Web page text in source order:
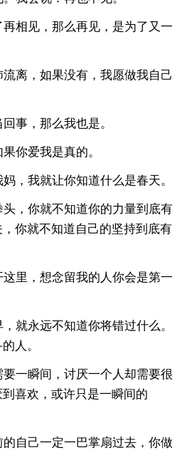
相见，那么再见，是为了又一
离，如果没有，我愿做我自己
事，那么我也是。
你爱我是真的。
，我就让你知道什么是春天。
，你就不知道你的力量到底有
你就不知道自己的坚持到底有
里，想念留我的人你会是第一
就永远不知道你将错过什么。
人。
一瞬间，讨厌一个人却需要很
喜欢，或许只是一瞬间的
自己一定一巴掌扇过去，你做